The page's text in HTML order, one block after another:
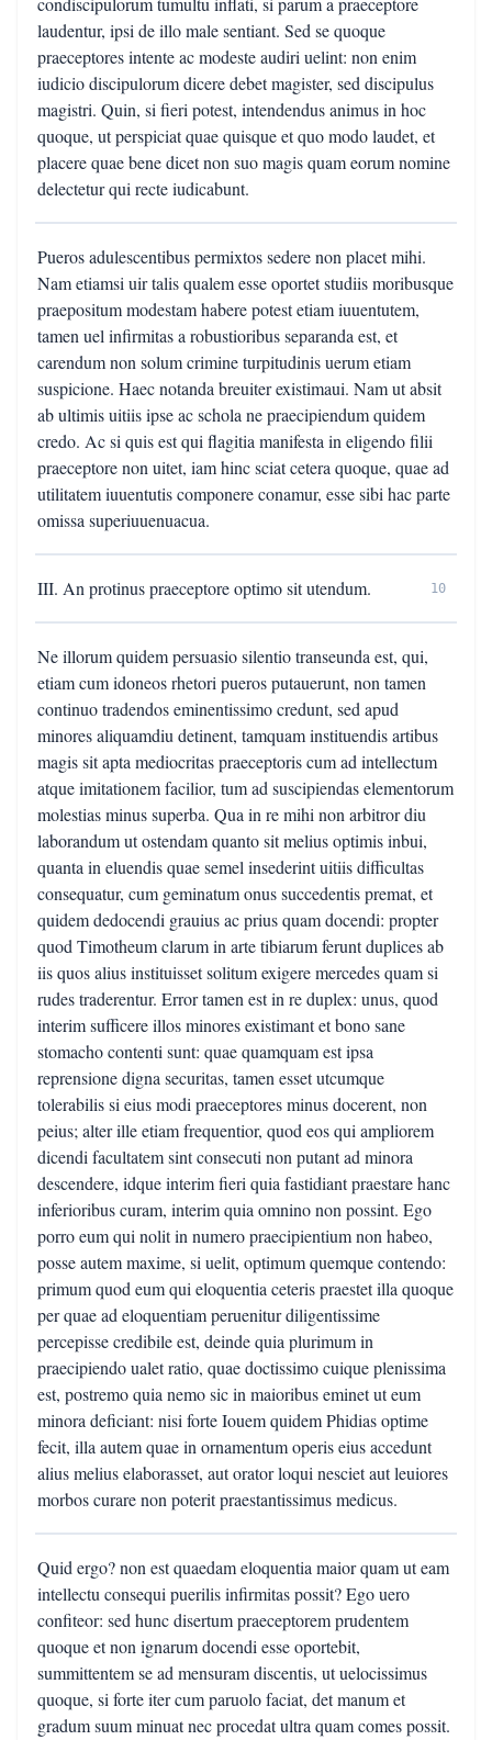
laudentur, ipsi de illo male sentiant. Sed se quoque
praeceptores intente ac modeste audiri uelint: non enim
iudicio discipulorum dicere debet magister, sed discipulus
magistri. Quin, si fieri potest, intendendus animus in hoc
quoque, ut perspiciat quae quisque et quo modo laudet, et
placere quae bene dicet non suo magis quam eorum nomine
delectetur qui recte iudicabunt.
Pueros adulescentibus permixtos sedere non placet mihi.
Nam etiamsi uir talis qualem esse oportet studiis moribusque
praepositum modestam habere potest etiam iuuentutem,
tamen uel infirmitas a robustioribus separanda est, et
carendum non solum crimine turpitudinis uerum etiam
suspicione. Haec notanda breuiter existimaui. Nam ut absit
ab ultimis uitiis ipse ac schola ne praecipiendum quidem
credo. Ac si quis est qui flagitia manifesta in eligendo filii
praeceptore non uitet, iam hinc sciat cetera quoque, quae ad
utilitatem iuuentutis componere conamur, esse sibi hac parte
omissa superiuuenuacua.
III. An protinus praeceptore optimo sit utendum. 10
Ne illorum quidem persuasio silentio transeunda est, qui,
etiam cum idoneos rhetori pueros putauerunt, non tamen
continuo tradendos eminentissimo credunt, sed apud
minores aliquamdiu detinent, tamquam instituendis artibus
magis sit apta mediocritas praeceptoris cum ad intellectum
atque imitationem facilior, tum ad suscipiendas elementorum
molestias minus superba. Qua in re mihi non arbitror diu
laborandum ut ostendam quanto sit melius optimis inbui,
quanta in eluendis quae semel insederint uitiis difficultas
consequatur, cum geminatum onus succedentis premat, et
quidem dedocendi grauius ac prius quam docendi: propter
quod Timotheum clarum in arte tibiarum ferunt duplices ab
iis quos alius instituisset solitum exigere mercedes quam si
rudes traderentur. Error tamen est in re duplex: unus, quod
interim sufficere illos minores existimant et bono sane
stomacho contenti sunt: quae quamquam est ipsa
reprensione digna securitas, tamen esset utcumque
tolerabilis si eius modi praeceptores minus docerent, non
peius; alter ille etiam frequentior, quod eos qui ampliorem
dicendi facultatem sint consecuti non putant ad minora
descendere, idque interim fieri quia fastidiant praestare hanc
inferioribus curam, interim quia omnino non possint. Ego
porro eum qui nolit in numero praecipientium non habeo,
posse autem maxime, si uelit, optimum quemque contendo:
primum quod eum qui eloquentia ceteris praestet illa quoque
per quae ad eloquentiam peruenitur diligentissime
percepisse credibile est, deinde quia plurimum in
praecipiendo ualet ratio, quae doctissimo cuique plenissima
est, postremo quia nemo sic in maioribus eminet ut eum
minora deficiant: nisi forte Iouem quidem Phidias optime
fecit, illa autem quae in ornamentum operis eius accedunt
alius melius elaborasset, aut orator loqui nesciet aut leuiores
morbos curare non poterit praestantissimus medicus.
Quid ergo? non est quaedam eloquentia maior quam ut eam
intellectu consequi puerilis infirmitas possit? Ego uero
confiteor: sed hunc disertum praeceptorem prudentem
quoque et non ignarum docendi esse oportebit,
summittentem se ad mensuram discentis, ut uelocissimus
quoque, si forte iter cum paruolo faciat, det manum et
gradum suum minuat nec procedat ultra quam comes possit.